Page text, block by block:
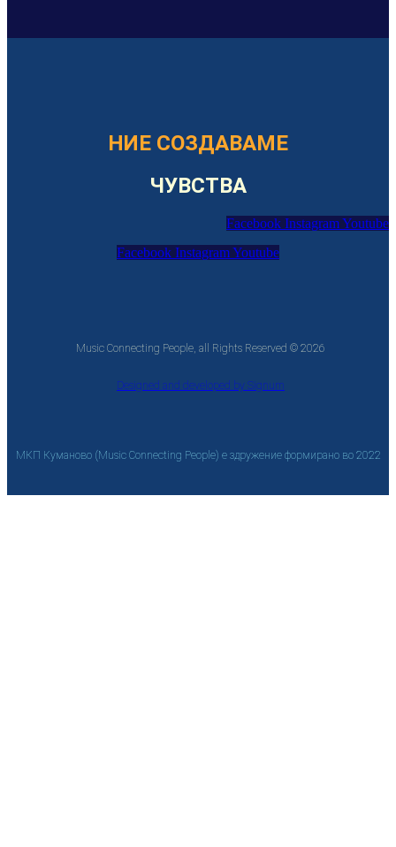
НИЕ СОЗДАВАМЕ
ЧУВСТВА
Facebook InstagramYoutube
Facebook InstagramYoutube
Music Connecting People, all Rights Reserved © 2026
Designed and developed by Signum
МКП Куманово (Music Connecting People) е здружение формирано во 2022